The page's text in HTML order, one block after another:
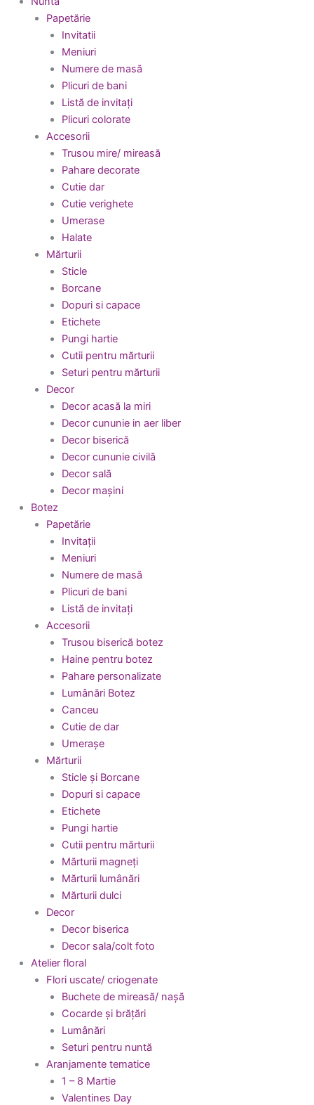
Papetărie
Invitatii
Meniuri
Numere de masă
Plicuri de bani
Listă de invitați
Plicuri colorate
Accesorii
Trusou mire/ mireasă
Pahare decorate
Cutie dar
Cutie verighete
Umerase
Halate
Mărturii
Sticle
Borcane
Dopuri si capace
Etichete
Pungi hartie
Cutii pentru mărturii
Seturi pentru mărturii
Decor
Decor acasă la miri
Decor cununie in aer liber
Decor biserică
Decor cununie civilă
Decor sală
Decor mașini
Botez
Papetărie
Invitații
Meniuri
Numere de masă
Plicuri de bani
Listă de invitați
Accesorii
Trusou biserică botez
Haine pentru botez
Pahare personalizate
Lumânări Botez
Canceu
Cutie de dar
Umerașe
Mărturii
Sticle și Borcane
Dopuri si capace
Etichete
Pungi hartie
Cutii pentru mărturii
Mărturii magneți
Mărturii lumânări
Mărturii dulci
Decor
Decor biserica
Decor sala/colt foto
Atelier floral
Flori uscate/ criogenate
Buchete de mireasă/ nașă
Cocarde și brățări
Lumânări
Seturi pentru nuntă
Aranjamente tematice
1 – 8 Martie
Valentines Day